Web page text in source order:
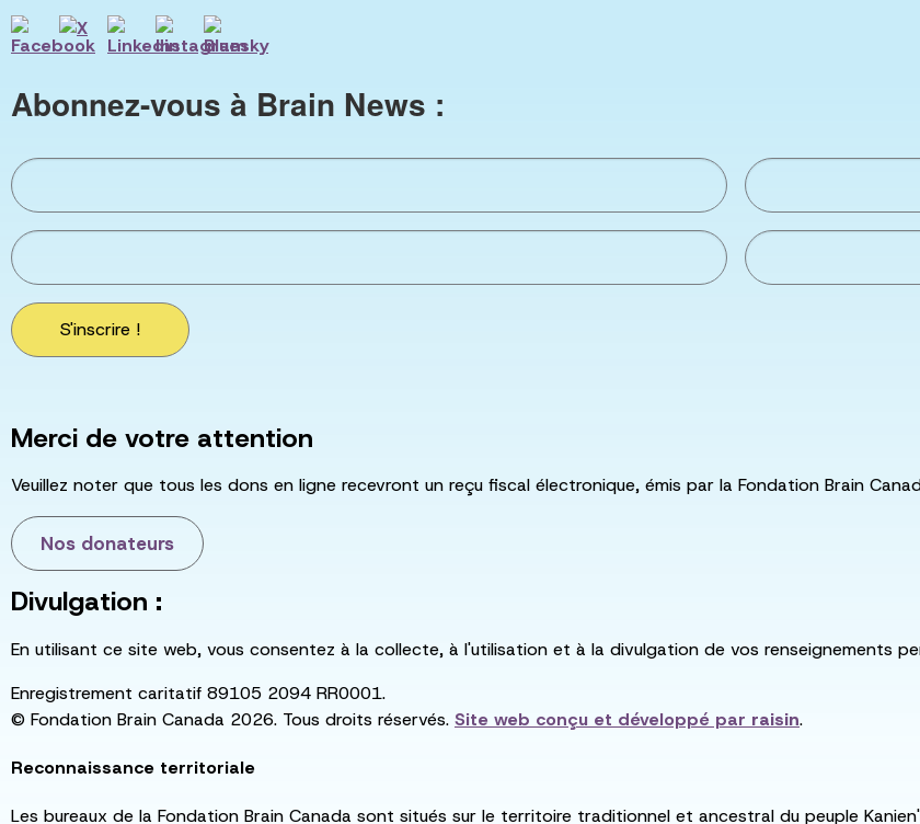
Abonnez-vous à Brain News :
S'inscrire !
Merci de votre attention
Veuillez noter que tous les dons en ligne recevront un reçu fiscal électronique, émis par la Fondation Brain
Nos donateurs
Divulgation :
En utilisant ce site web, vous consentez à la collecte, à l'utilisation et à la divulgation de vos renseignements
Enregistrement caritatif 89105 2094 RR0001.
© Fondation Brain Canada 2026. Tous droits réservés. Site web conçu et développé par raisin.
Reconnaissance territoriale
Les bureaux de la Fondation Brain Canada sont situés sur le territoire traditionnel et ancestral du peuple